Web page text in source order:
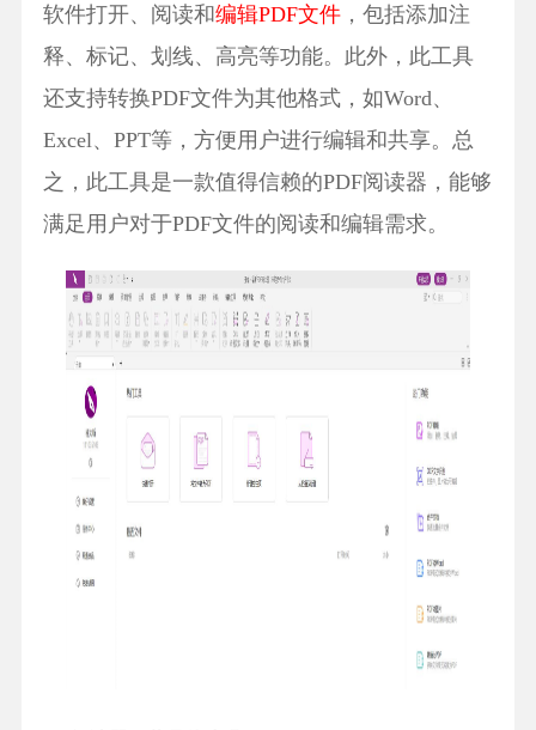
软件打开、阅读和编辑PDF文件，包括添加注
释、标记、划线、高亮等功能。此外，此工具
还支持转换PDF文件为其他格式，如Word、
Excel、PPT等，方便用户进行编辑和共享。总
之，此工具是一款值得信赖的PDF阅读器，能够
满足用户对于PDF文件的阅读和编辑需求。